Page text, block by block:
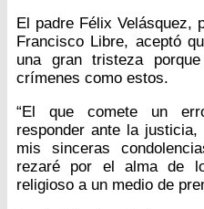
El padre Félix Velásquez,
Francisco Libre, aceptó
una gran tristeza
crímenes como estos.
“El que comete un
responder ante la
mis sinceras
rezaré por el alma de
religioso a un medio de